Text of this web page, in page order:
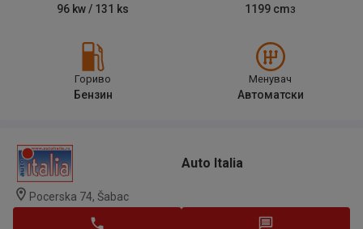
96 kw / 131 ks 1199 cm3
Гориво
Бензин
Менувач
Автоматски
Auto Italia
Pocerska 74, Šabac